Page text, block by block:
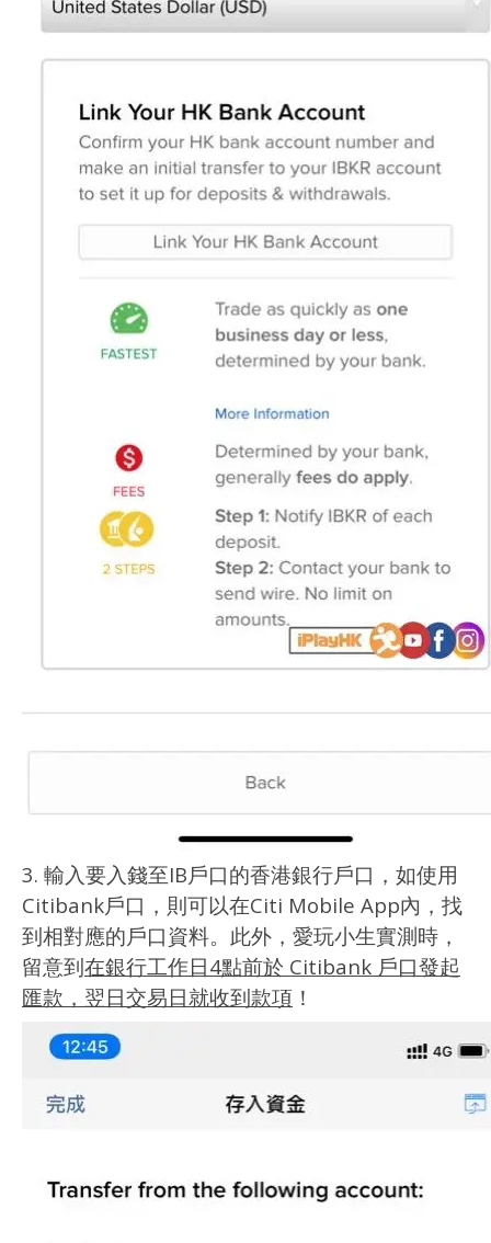
3. 輸入要入錢至IB戶口的香港銀行戶口，如使用
Citibank戶口，則可以在Citi Mobile App內，找
到相對應的戶口資料。此外，愛玩小生實測時，
留意到在銀行工作日4點前於 Citibank 戶口發起
匯款，翌日交易日就收到款項 ！